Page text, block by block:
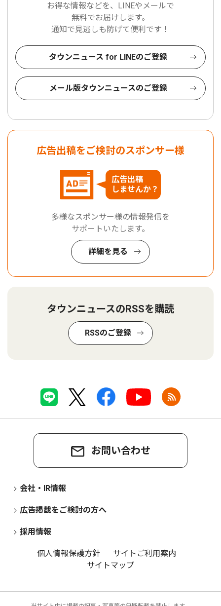
お得な情報などを、LINEやメールで
無料でお届けします。
通知で見逃しも防げて便利です！
タウンニュース for LINEのご登録
メール版タウンニュースのご登録
広告出稿をご検討のスポンサー様
広告出稿
しませんか？
多様なスポンサー様の情報発信を
サポートいたします。
詳細を見る
タウンニュースのRSSを購読
RSSのご登録
お問い合わせ
会社・IR情報
広告掲載をご検討の方へ
採用情報
個人情報保護方針
サイトご利用案内
サイトマップ